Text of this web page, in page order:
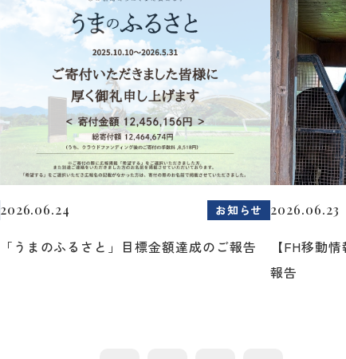
2026.06.24 お知らせ
「うまのふるさと」目標金額達成のご報告
2026.06.23
【FH移動
報告